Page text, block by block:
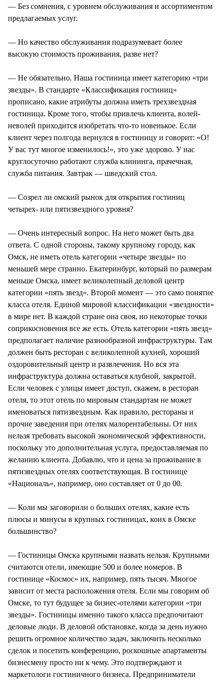
— Без сомнения, с уровнем обслуживания и ассортиментом
предлагаемых услуг.
— Но качество обслуживания подразумевает более
высокую стоимость проживания, разве нет?
— Не обязательно. Наша гостиница имеет категорию «три
звезды». В стандарте «Классификация гостиниц»
прописано, какие атрибуты должна иметь трехзвездная
гостиница. Кроме того, чтобы привлечь клиента, волей-
неволей приходится изобретать что-то новенькое. Если
клиент через полгода вернулся в гостиницу и говорит: «О!
У вас тут многое изменилось!», это уже здорово. У нас
круглосуточно работают служба клининга, прачечная,
служба питания. Завтрак — шведский стол.
— Созрел ли омский рынок для открытия гостиниц
четырех- или пятизвездного уровня?
— Очень интересный вопрос. На него может быть два
ответа. С одной стороны, такому крупному городу, как
Омск, не иметь отель категории «четыре звезды» по
меньшей мере странно. Екатеринбург, который по размерам
меньше Омска, имеет великолепный деловой центр
категории «пять звезд». Второй момент — это само понятие
класса отеля. Единой мировой классификации «звездности»
в мире нет. В каждой стране она своя, но некоторые точки
соприкосновения все же есть. Отель категории «пять звезд»
предполагает наличие разнообразной инфраструктуры. Там
должен быть ресторан с великолепной кухней, хороший
оздоровительный центр и развлечения. Но вся эта
инфраструктура должна оставаться клубной, закрытой.
Если человек с улицы имеет доступ, скажем, в ресторан
отеля, то этот отель по мировым стандартам не может
именоваться пятизвездным. Как правило, рестораны и
прочие заведения при отелях малорентабельны. От них
нельзя требовать высокой экономической эффективности,
поскольку это дополнительная услуга, предоставляемая по
желанию клиента. Добавлю, что и цена за проживание в
пятизвездных отелях соответствующая. В гостинице
«Националь», например, оно составляет от 0 до 00.
— Коли мы заговорили о больших отелях, какие есть
плюсы и минусы в крупных гостиницах, коих в Омске
большинство?
— Гостиницы Омска крупными назвать нельзя. Крупными
считаются отели, имеющие 500 и более номеров. В
гостинице «Космос» их, например, пять тысяч. Многое
зависит от места расположения отеля. Если мы говорим об
Омске, то тут будущее за бизнес-отелями категории «три
звезды». Гостиницы именно такого класса предпочитают
деловые люди. В деловой обстановке, когда за день нужно
решить огромное количество задач, заключить несколько
сделок и посетить конференцию, роскошные апартаменты
бизнесмену просто ни к чему. Это подтверждают и
маркетологи гостиничного бизнеса. Предприниматели